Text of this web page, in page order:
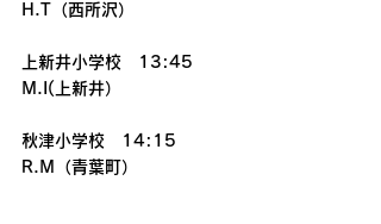
H.T（西所沢）
上新井小学校　13:45
M.I(上新井）
秋津小学校　14:15
R.M（青葉町）